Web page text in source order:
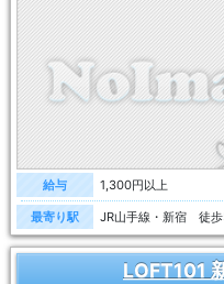
給与 1,300円以上
最寄り駅 JR山手線・新宿 徒
LOFT101